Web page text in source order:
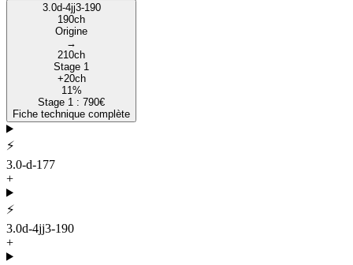
3.0d-4jj3-190
190ch
Origine
→
210ch
Stage 1
+20ch
11%
Stage 1 : 790€
Fiche technique complète
⚡
3.0-d-177
+
⚡
3.0d-4jj3-190
+